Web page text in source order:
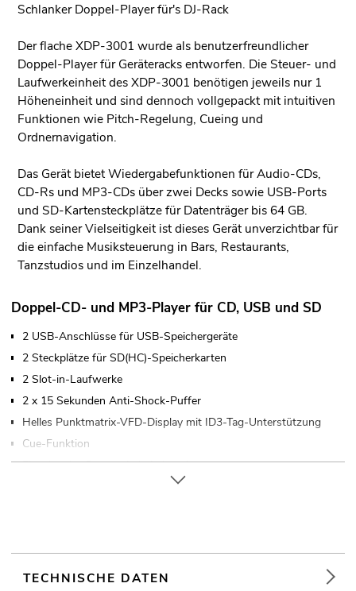
Schlanker Doppel-Player für's DJ-Rack
Der flache XDP-3001 wurde als benutzerfreundlicher
Doppel-Player für Geräteracks entworfen. Die Steuer- und
Laufwerkeinheit des XDP-3001 benötigen jeweils nur 1
Höheneinheit und sind dennoch vollgepackt mit intuitiven
Funktionen wie Pitch-Regelung, Cueing und
Ordnernavigation.
Das Gerät bietet Wiedergabefunktionen für Audio-CDs,
CD-Rs und MP3-CDs über zwei Decks sowie USB-Ports
und SD-Kartensteckplätze für Datenträger bis 64 GB.
Dank seiner Vielseitigkeit ist dieses Gerät unverzichtbar für
die einfache Musiksteuerung in Bars, Restaurants,
Tanzstudios und im Einzelhandel.
Doppel-CD- und MP3-Player für CD, USB und SD
2 USB-Anschlüsse für USB-Speichergeräte
2 Steckplätze für SD(HC)-Speicherkarten
2 Slot-in-Laufwerke
2 x 15 Sekunden Anti-Shock-Puffer
Helles Punktmatrix-VFD-Display mit ID3-Tag-Unterstützung
Cue-Funktion
Einzel- oder Gesamttitelwiedergabe
Große hinterleuchtete Play/Pause- und Cue-Tasten
Search-Tasten für schnellen Vor- und Rücklauf
TECHNISCHE DATEN